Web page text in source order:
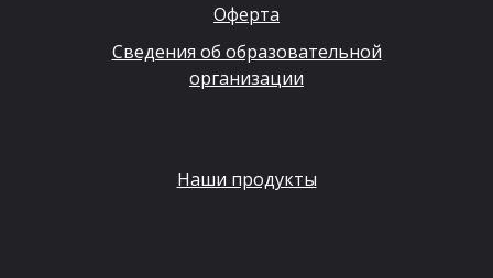
Оферта
Сведения об образовательной
организации
Наши продукты